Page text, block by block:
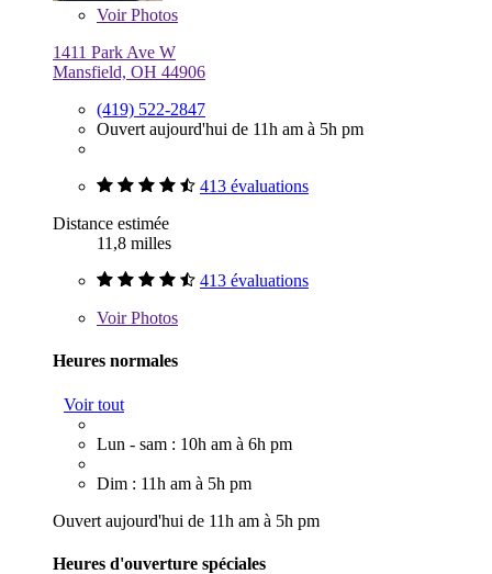
VoirPhotos
1411 Park Ave W
Mansfield, OH 44906
(419) 522-2847
Ouvert aujourd'hui de 11h am à 5h pm
413 évaluations
Distance estimée
11,8 milles
413 évaluations
VoirPhotos
Heures normales
Voir tout
Lun - sam : 10h am à 6h pm
Dim : 11h am à 5h pm
Ouvert aujourd'hui de 11h am à 5h pm
Heures d'ouverture spéciales